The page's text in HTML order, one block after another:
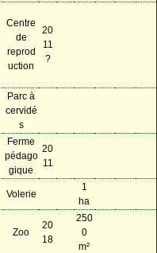
Centre
de
reprod
uction
20
11
?
Parc à
cervidé
s
Ferme
pédago
gique
20
11
Volerie
1
ha
Zoo
20
18
250
0
m²